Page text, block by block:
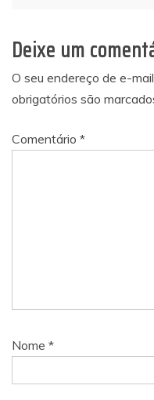
Deixe um
O seu endereço de e-
obrigatórios são
Comentário *
Nome *